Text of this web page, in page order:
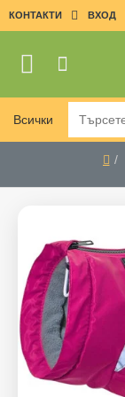
КОНТАКТИ ВХОД
Всички
Търсете
продукти